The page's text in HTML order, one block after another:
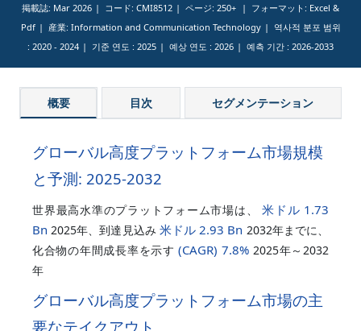
掲載誌: Mar 2026 コード: CMI8512 ページ: 250+
フォーマット: Excel &
Pdf
産業: Information and Communication Technology
역사적 분포 범위
: 2020 - 2024 기준 연도 : 2025 예상 연도 : 2026 예측 기간 : 2026-2033
概要 目次 セグメンテーション
グローバル高度プラットフォーム市場規模
と予測: 2025-2032
世界最高水準のプラットフォーム市場は、 米ドル 1.73
Bn 2025年、到達見込み 米ドル 2.93 Bn 2032年までに、
化合物の年間成長率を示す (CAGR)7.8% 2025年～2032
年
グローバル高度プラットフォーム市場の主
要なテイクアウト